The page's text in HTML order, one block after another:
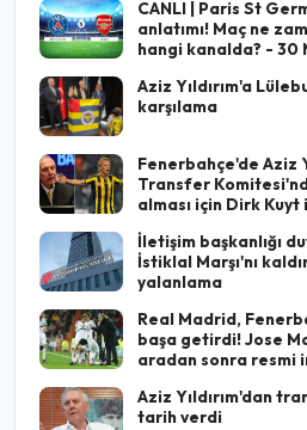
CANLI | Paris St
anlatımı! Maç ne
hangi kanalda? - 30
Aziz Yıldırım'a
karşılama
Fenerbahçe'de Aziz
Transfer
alması için Dirk Kuyt
İletişim başkanlığı
İstiklal Marşı'nı
yalanlama
Real Madrid,
başa getirdi! Jose
aradan sonra resmi
Aziz Yıldırım'dan
tarih verdi